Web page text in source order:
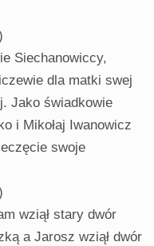
Siechanowiccy,
dla matki swej
Jako świadkowie
i Mikołaj Iwanowicz
swoje
wziął stary dwór
a Jarosz wziął dwór